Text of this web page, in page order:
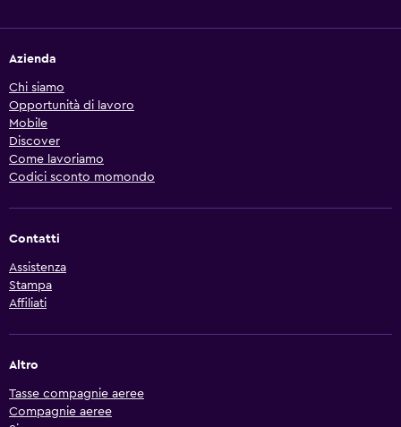
Azienda
Chi siamo
Opportunità di lavoro
Mobile
Discover
Come lavoriamo
Codici sconto momondo
Contatti
Assistenza
Stampa
Affiliati
Altro
Tasse compagnie aeree
Compagnie aeree